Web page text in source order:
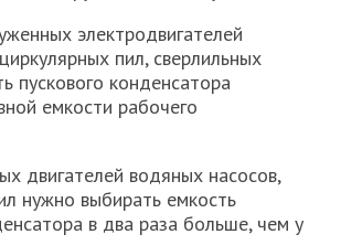
электродвигателей
пил, сверлильных
пускового конденсатора
емкости рабочего
двигателей водяных насосов,
нужно выбирать емкость
в два раза больше, чем у